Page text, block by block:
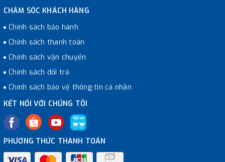
CHĂM SÓC KHÁCH HÀNG
Chính sách bảo hành
Chính sách thanh toán
Chính sách vận chuyển
Chính sách đổi trả
Chính sách bảo vệ thông tin cá nhân
KẾT NỐI VỚI CHÚNG TÔI
PHƯƠNG THỨC THANH TOÁN